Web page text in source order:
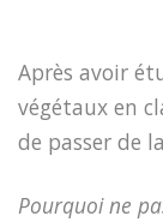
Après avoir
végétaux en
de passer de
Pourquoi ne